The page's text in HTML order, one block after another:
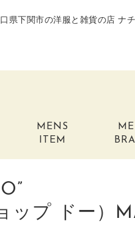
県下関市の洋服と雑貨の店 ナ
MENS
ITEM
ップ ドー）